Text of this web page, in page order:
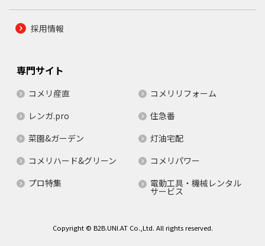
採用情報
専門サイト
コメリ産直
コメリリフォーム
レンガ.pro
住急番
菜園&ガーデン
灯油宅配
コメリハード&グリーン
コメリパワー
プロ特集
電動工具・機械レンタル
サービス
Copyright © B2B.UNI.AT Co.,Ltd. All rights reserved.